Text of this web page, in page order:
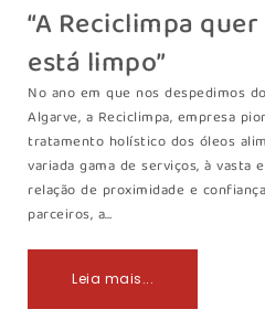
“A Reciclimpa
está limpo”
No ano em que nos despedimos
Algarve, a Reciclimpa, empresa
tratamento holístico dos óleos
variada gama de serviços, à vasta
relação de proximidade e
parceiros, a…
Leia mais...